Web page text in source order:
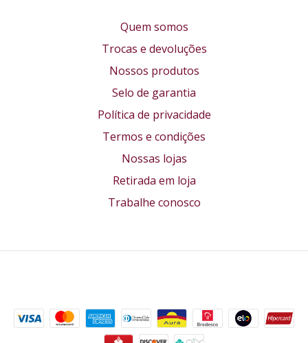
Quem somos
Trocas e devoluções
Nossos produtos
Selo de garantia
Política de privacidade
Termos e condições
Nossas lojas
Retirada em loja
Trabalhe conosco